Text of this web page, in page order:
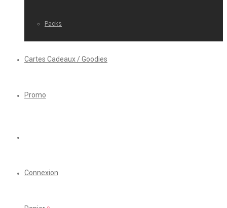
Packs
Cartes Cadeaux / Goodies
Promo
Connexion